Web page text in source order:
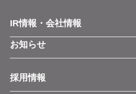
IR情報・会社情報
IR情報トップ
会社情報
お知らせ
お知らせ
プレスリリース
採用情報